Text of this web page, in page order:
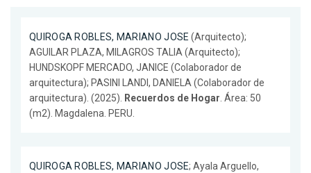
QUIROGA ROBLES, MARIANO JOSE (Arquitecto);
AGUILAR PLAZA, MILAGROS TALIA (Arquitecto);
HUNDSKOPF MERCADO, JANICE (Colaborador de
arquitectura); PASINI LANDI, DANIELA (Colaborador de
arquitectura). (2025). Recuerdos de Hogar. Área: 50
(m2). Magdalena. PERU.
QUIROGA ROBLES, MARIANO JOSE; Ayala Arguello,